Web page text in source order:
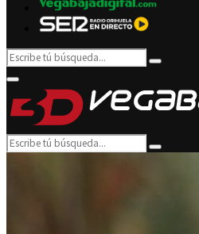
Search
for:
Search
Primary
Menu
Search
for:
Search